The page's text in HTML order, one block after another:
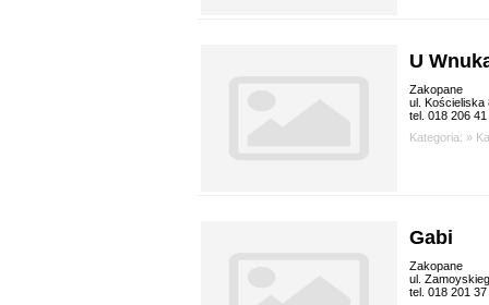
U
Zakopane
ul. Kościeliska
tel. 018 206 41
Kategoria: »
Gabi
Zakopane
ul.
tel. 018 201 37